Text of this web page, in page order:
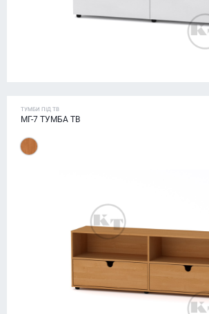
ТУМБИ ПІД ТВ
МГ-7 ТУМБА ТВ